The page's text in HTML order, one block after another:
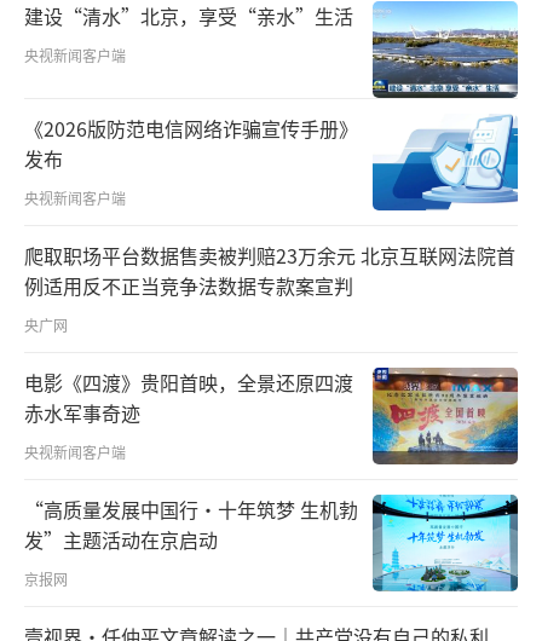
比较紧缺，对于一些希望错开日间门诊、在晚
上看急诊的普通患者，我们会说明，急诊由于
相对放宽疫情监测尺度，感染风险大，劝说他
们尽可能在日间更安全的情况下就诊。
在复旦大学附属中山医院急诊大厅外，一
建设“清水”北京，享受“亲水”生活
央视新闻客户端
《2026版防范电信网络诈骗宣传手册》
发布
央视新闻客户端
爬取职场平台数据售卖被判赔23万余元 北京互联网法院首
例适用反不正当竞争法数据专款案宣判
央广网
电影《四渡》贵阳首映，全景还原四渡
赤水军事奇迹
央视新闻客户端
“高质量发展中国行·十年筑梦 生机勃
发”主题活动在京启动
京报网